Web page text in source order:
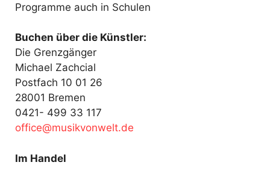
Programme auch in Schulen
Buchen über die Künstler:
Die Grenzgänger
Michael Zachcial
Postfach 10 01 26
28001 Bremen
0421- 499 33 117
ed.tl
ewnov
kisum
@ecif
fo
Im Handel